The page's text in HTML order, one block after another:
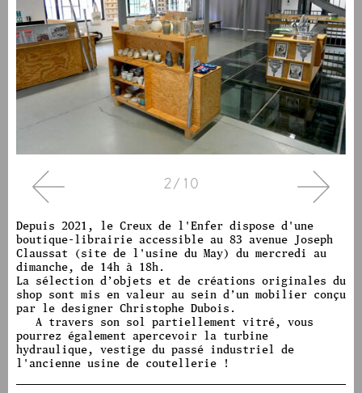
2/10
Depuis 2021, le Creux de l'Enfer dispose d'une
boutique-librairie accessible au 83 avenue Joseph
Claussat (site de l'usine du May) du mercredi au
dimanche, de 14h à 18h.
La sélection d’objets et de créations originales du
shop sont mis en valeur au sein d’un mobilier conçu
par le designer Christophe Dubois.
A travers son sol partiellement vitré, vous
pourrez également apercevoir la turbine
hydraulique, vestige du passé industriel de
l'ancienne usine de coutellerie !